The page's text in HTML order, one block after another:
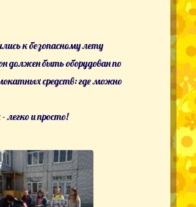
к безопасному лету
должен быть оборудован по
средств: где можно
легко и просто!